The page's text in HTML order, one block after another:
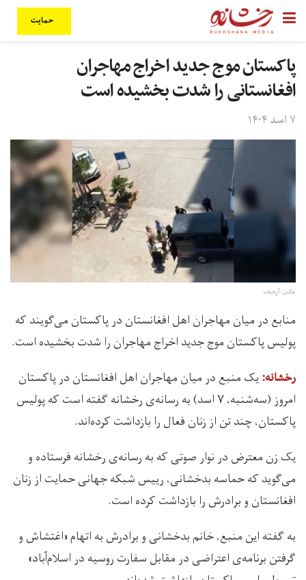
حمایت
پاکستان موج جدید اخراج مهاجران
افغانستانی را شدت بخشیده است
۷ اسد ۱۴۰۴
عکس: آرشیف.
منابع در میان مهاجران اهل افغانستان در پاکستان می‌گویند که
پولیس پاکستان موج جدید اخراج مهاجران را شدت بخشیده است.
رخشانه:یک منبع در میان مهاجران اهل افغانستان در پاکستان
امروز (سه‌شنبه، ۷ اسد) به رسانه‌ی رخشانه گفته است که پولیس
پاکستان، چند تن از زنان فعال را بازداشت کرده‌اند.
یک زن معترض در نوار صوتی که به رسانه‌ی رخشانه فرستاده و
می‌گوید که حماسه بدخشانی، رییس شبکه جهانی حمایت از زنان
افغانستان و برادرش را بازداشت کرده‌ است.
به گفته این منبع، خانم بدخشانی و برادرش به اتهام «اغتشاش و
گرفتن برنامه‌ی اعتراضی در مقابل سفارت روسیه در اسلام‌آباد»